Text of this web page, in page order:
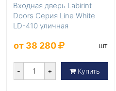
Входная дверь Labirint
Doors Серия Line White
LD-410 уличная
от 38 280 шт
- + Купить